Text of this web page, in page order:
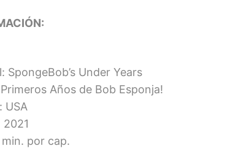
Under Years
Años de Bob Esponja!
USA
2021
por cap.